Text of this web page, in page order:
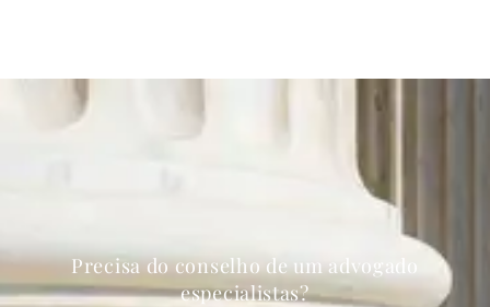
Precisa do conselho de um advogado
especialistas?